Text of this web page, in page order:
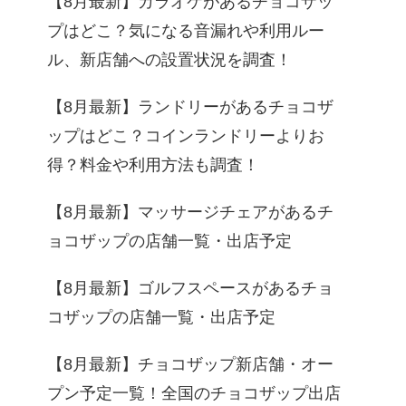
プはどこ？気になる音漏れや利用ルー
ル、新店舗への設置状況を調査！
【8月最新】ランドリーがあるチョコザ
ップはどこ？コインランドリーよりお
得？料金や利用方法も調査！
【8月最新】マッサージチェアがあるチ
ョコザップの店舗一覧・出店予定
【8月最新】ゴルフスペースがあるチョ
コザップの店舗一覧・出店予定
【8月最新】チョコザップ新店舗・オー
プン予定一覧！全国のチョコザップ出店